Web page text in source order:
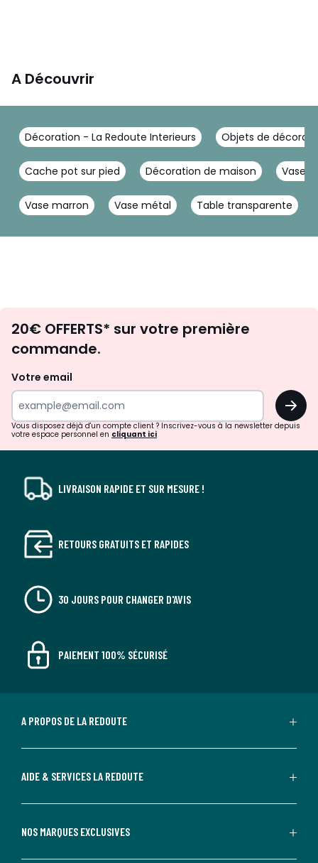
A Découvrir
Décoration - La Redoute Interieurs Objets de
Cache pot sur pied Décoration de maison Vase
Vase marron Vase métal Table transparente
d'inspirations
surprises?
20€ OFFERTS* sur votre première
commande.
Votre email
OK
Vous disposez déjà d'un compte client ? Inscrivez-vous à la newsletter depuis
votre espace personnel en cliquant ici
LIVRAISON RAPIDE ET SUR MESURE !
RETOURS GRATUITS ET RAPIDES
30 JOURS POUR CHANGER D'AVIS
PAIEMENT 100% SÉCURISÉ
A PROPOS DE LA REDOUTE
AIDE & SERVICES LA REDOUTE
NOS MARQUES EXCLUSIVES